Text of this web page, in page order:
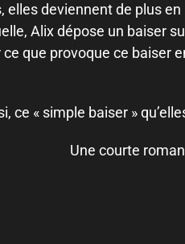
elles deviennent de plus
Alix dépose un baiser
ce que provoque ce baiser
ce « simple baiser »
Une courte